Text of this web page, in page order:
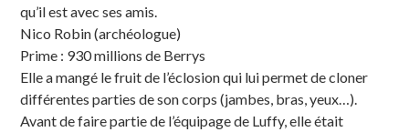
qu’il est avec ses amis.
Nico Robin (archéologue)
Prime : 930 millions de Berrys
Elle a mangé le fruit de l’éclosion qui lui permet de cloner
différentes parties de son corps (jambes, bras, yeux…).
Avant de faire partie de l’équipage de Luffy, elle était